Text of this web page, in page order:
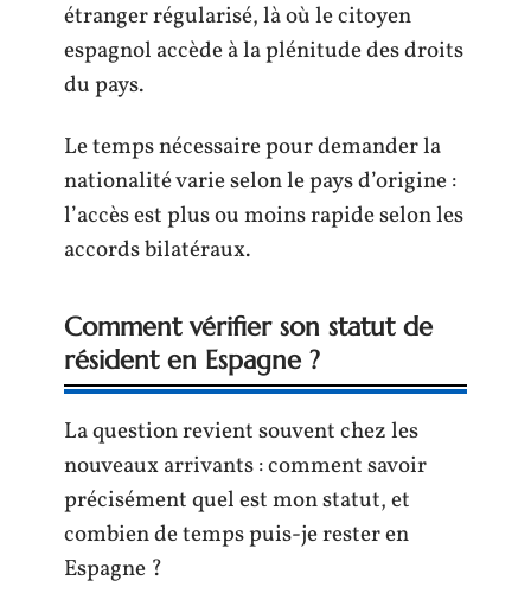
étranger régularisé, là où le citoyen
espagnol accède à la plénitude des droits
du pays.
Le temps nécessaire pour demander la
nationalité varie selon le pays d’origine :
l’accès est plus ou moins rapide selon les
accords bilatéraux.
Comment vérifier son statut de
résident en Espagne ?
La question revient souvent chez les
nouveaux arrivants : comment savoir
précisément quel est mon statut, et
combien de temps puis-je rester en
Espagne ?